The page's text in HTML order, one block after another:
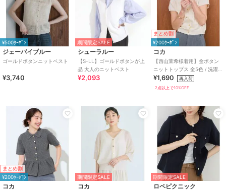
¥500ｸｰﾎﾟﾝ
ジェーバイブルー
ゴールドボタンニットベスト
¥3,740
期間限定SALE
シューラルー
【S-LL】ゴールドボタンが上
品 大人のニットベスト
¥2,093
まとめ割
¥200ｸｰﾎﾟﾝ
コカ
【西山茉希様着用】金ボタン
ニットトップス 全5色 / 洗濯機
OK
¥1,690 再入荷
2点以上で10%OFF
まとめ割
¥200ｸｰﾎﾟﾝ
コカ
期間限定SALE
コカ
期間限定SALE
ロペピクニック